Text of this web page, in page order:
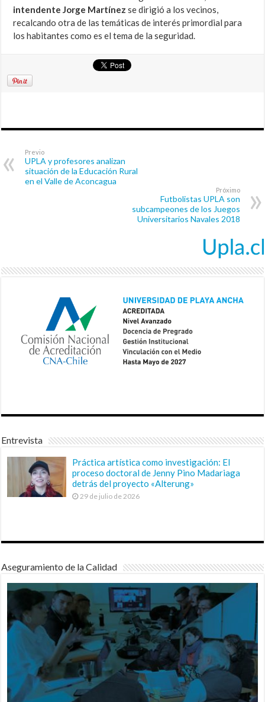
intendente Jorge Martínez se dirigió a los vecinos,
recalcando otra de las temáticas de interés primordial para
los habitantes como es el tema de la seguridad.
Previo
UPLA y profesores analizan
situación de la Educación Rural
en el Valle de Aconcagua
Próximo
Futbolistas UPLA son
subcampeones de los Juegos
Universitarios Navales 2018
Entrevista
Práctica artística como investigación: El
proceso doctoral de Jenny Pino Madariaga
detrás del proyecto «Alterung»
29 de julio de 2026
Aseguramiento de la Calidad